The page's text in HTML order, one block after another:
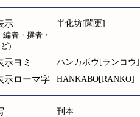
示
編者・撰者・
)
半化坊[闌更]
示ヨミ ハンカボウ[ランコウ]
示ローマ字 HANKABO[RANKO]
刊本